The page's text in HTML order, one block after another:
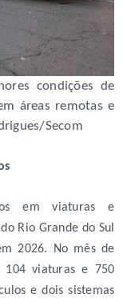
condições de
áreas remotas e
Secom
em viaturas e
Rio Grande do Sul
2026. No mês de
104 viaturas e 750
e dois sistemas